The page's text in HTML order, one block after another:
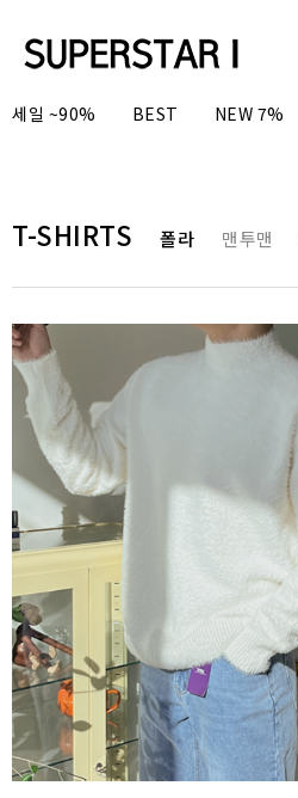
세일 ~90% BEST NEW 7%
T-SHIRTS 폴라 맨투맨